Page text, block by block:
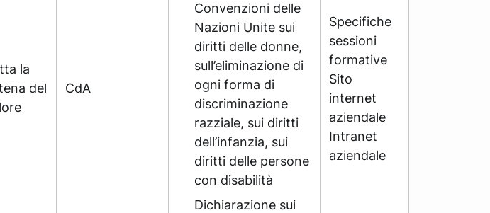
la
del
CdA
Convenzioni delle
Nazioni Unite sui
diritti delle donne,
sull’eliminazione di
ogni forma di
discriminazione
razziale, sui diritti
dell’infanzia, sui
diritti delle persone
con disabilità
Dichiarazione sui
Specifiche
sessioni
formative
Sito
internet
aziendale
Intranet
aziendale